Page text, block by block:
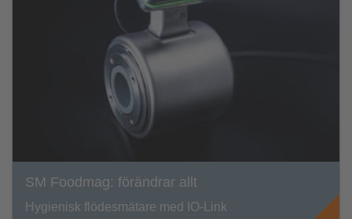
SM Foodmag: förändrar allt
Hygienisk flödesmätare med IO-Link